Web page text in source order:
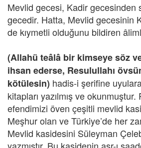
Mevlid gecesi, Kadir gecesinden
gecedir. Hatta, Mevlid gecesinin
de kıymetli olduğunu bildiren
(Allahü teâlâ bir kimseye söz ve
ihsan ederse, Resulullahı
kötülesin) hadis-i şerifine
kitapları yazılmış ve
efendimizi öven çeşitli mevlid
Meşhur olan ve Türkiye’de her
Mevlid kasidesini Süleyman